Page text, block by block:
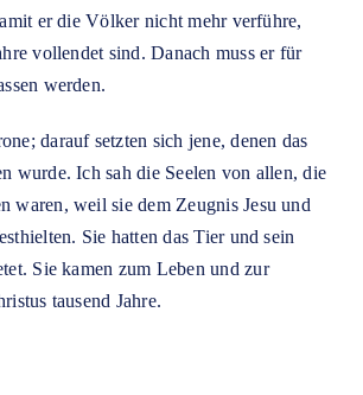
er die Völker nicht mehr verführe,
vollendet sind. Danach muss er für
werden.
darauf setzten sich jene, denen das
wurde. Ich sah die Seelen von allen, die
waren, weil sie dem Zeugnis Jesu und
Sie hatten das Tier und sein
Sie kamen zum Leben und zur
tausend Jahre.